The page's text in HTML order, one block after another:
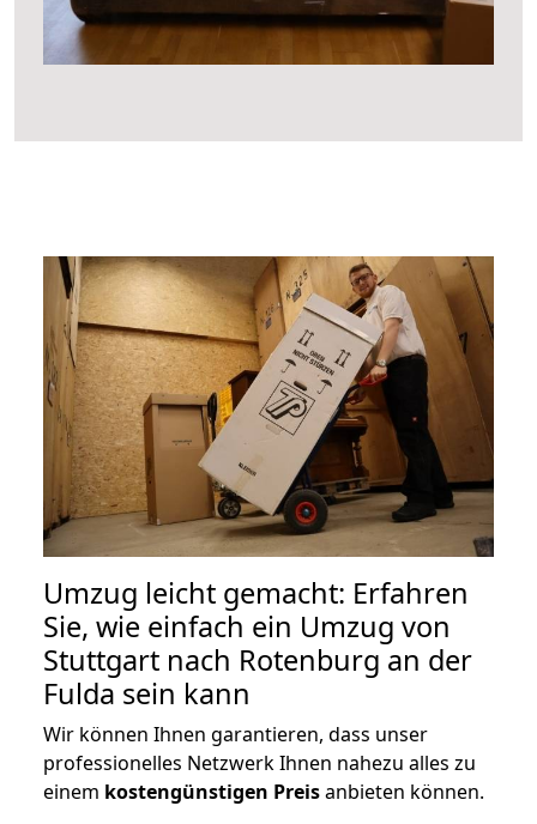
Umzug leicht gemacht: Erfahren
Sie, wie einfach ein Umzug von
Stuttgart nach Rotenburg an der
Fulda sein kann
Wir können Ihnen garantieren, dass unser
professionelles Netzwerk Ihnen nahezu alles zu
einem kostengünstigen Preisanbieten können.